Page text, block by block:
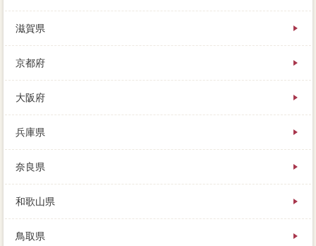
滋賀県
京都府
大阪府
兵庫県
奈良県
和歌山県
鳥取県